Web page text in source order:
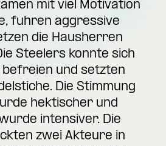
mit viel Motivation
fuhren aggressive
die Hausherren
Steelers konnte sich
und setzten
Die Stimmung
hektischer und
intensiver. Die
zwei Akteure in